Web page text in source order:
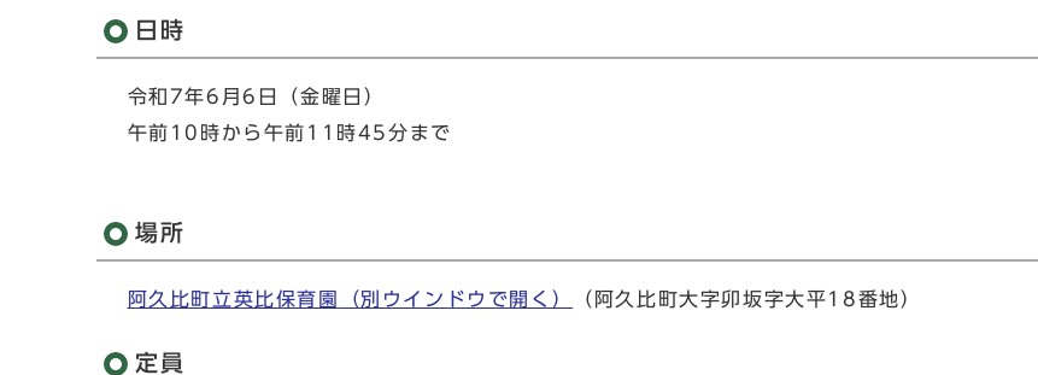
日時
令和7年6月6日（金曜日）
午前10時から午前11時45分まで
場所
阿久比町立英比保育園 （別ウインドウで開く） （阿久比町大字卯坂字大平18番地）
定員